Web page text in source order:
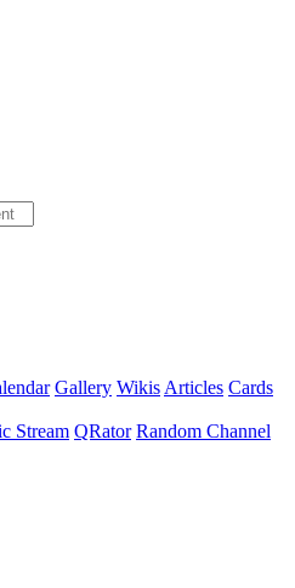
Gallery Wikis Articles Cards
Stream QRator Random Channel